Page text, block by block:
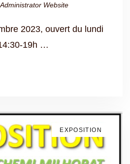
Administrator Website
2023, ouvert du lundi
19h …
EXPOSITION